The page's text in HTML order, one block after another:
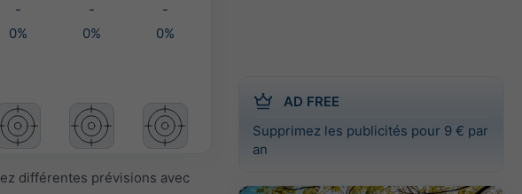
AD FREE
Supprimez les publicités pour 9 € par
an
- -
-
0% 0% 0%
différentes prévisions avec